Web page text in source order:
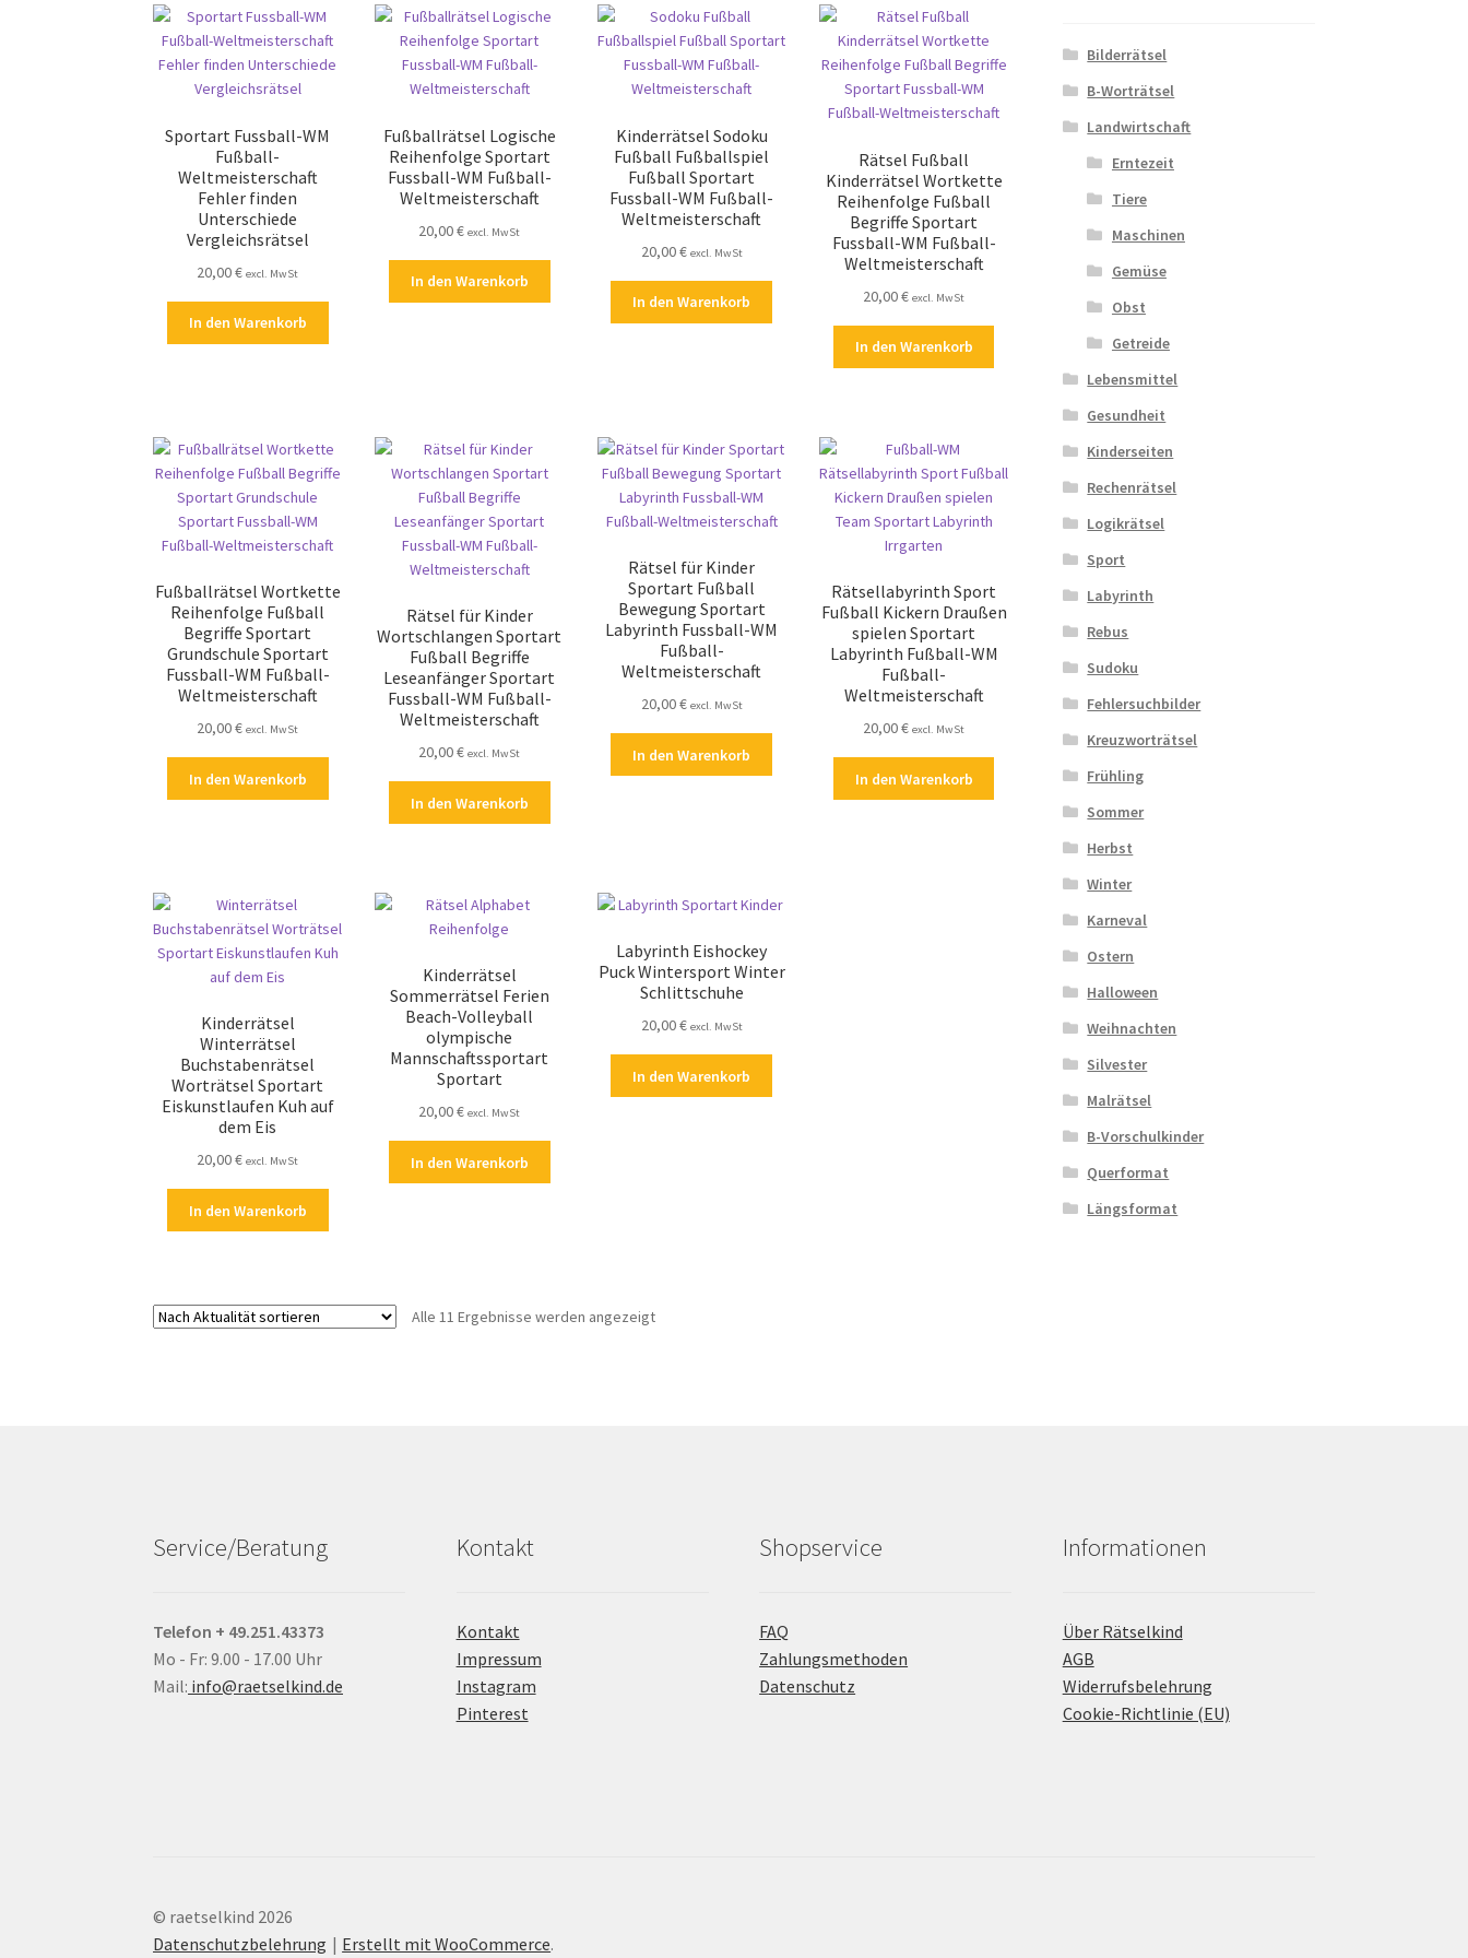
Sportart Fussball-WM
Fußball-
Weltmeisterschaft
Fehler finden
Unterschiede
Vergleichsrätsel
20,00€ excl. MwSt
In den Warenkorb
Fußballrätsel Logische
Reihenfolge Sportart
Fussball-WM Fußball-
Weltmeisterschaft
20,00€ excl. MwSt
In den Warenkorb
Kinderrätsel Sodoku
Fußball Fußballspiel
Fußball Sportart
Fussball-WM Fußball-
Weltmeisterschaft
20,00€ excl. MwSt
In den Warenkorb
Rätsel Fußball
Kinderrätsel Wortkette
Reihenfolge Fußball
Begriffe Sportart
Fussball-WM Fußball-
Weltmeisterschaft
20,00€ excl. MwSt
In den Warenkorb
Fußballrätsel Wortkette
Reihenfolge Fußball
Begriffe Sportart
Grundschule Sportart
Fussball-WM Fußball-
Weltmeisterschaft
20,00€ excl. MwSt
In den Warenkorb
Rätsel für Kinder
Wortschlangen Sportart
Fußball Begriffe
Leseanfänger Sportart
Fussball-WM Fußball-
Weltmeisterschaft
20,00€ excl. MwSt
In den Warenkorb
Rätsel für Kinder
Sportart Fußball
Bewegung Sportart
Labyrinth Fussball-WM
Fußball-
Weltmeisterschaft
20,00€ excl. MwSt
In den Warenkorb
Rätsellabyrinth Sport
Fußball Kickern Draußen
spielen Sportart
Labyrinth Fußball-WM
Fußball-
Weltmeisterschaft
20,00€ excl. MwSt
In den Warenkorb
Kinderrätsel
Winterrätsel
Buchstabenrätsel
Worträtsel Sportart
Eiskunstlaufen Kuh auf
dem Eis
20,00€ excl. MwSt
In den Warenkorb
Kinderrätsel
Sommerrätsel Ferien
Beach-Volleyball
olympische
Mannschaftssportart
Sportart
20,00€ excl. MwSt
In den Warenkorb
Labyrinth Eishockey
Puck Wintersport Winter
Schlittschuhe
20,00€ excl. MwSt
In den Warenkorb
Alle 11 Ergebnisse werden angezeigtNach
Bilderrätsel
B-Worträtsel
Landwirtschaft
Erntezeit
Tiere
Maschinen
Gemüse
Obst
Getreide
Lebensmittel
Gesundheit
Kinderseiten
Rechenrätsel
Logikrätsel
Sport
Labyrinth
Rebus
Sudoku
Fehlersuchbilder
Kreuzworträtsel
Frühling
Sommer
Herbst
Winter
Karneval
Ostern
Halloween
Weihnachten
Silvester
Malrätsel
B-Vorschulkinder
Querformat
Längsformat
Service/Beratung
Telefon + 49.251.43373
Mo - Fr: 9.00 - 17.00 Uhr
Mail: info@raetselkind.de
Kontakt
Kontakt
Impressum
Instagram
Pinterest
Shopservice
FAQ
Zahlungsmethoden
Datenschutz
Informationen
Über Rätselkind
AGB
Widerrufsbelehrung
Cookie-Richtlinie (EU)
© raetselkind 2026
Datenschutzbelehrung
Erstellt mit WooCommerce.